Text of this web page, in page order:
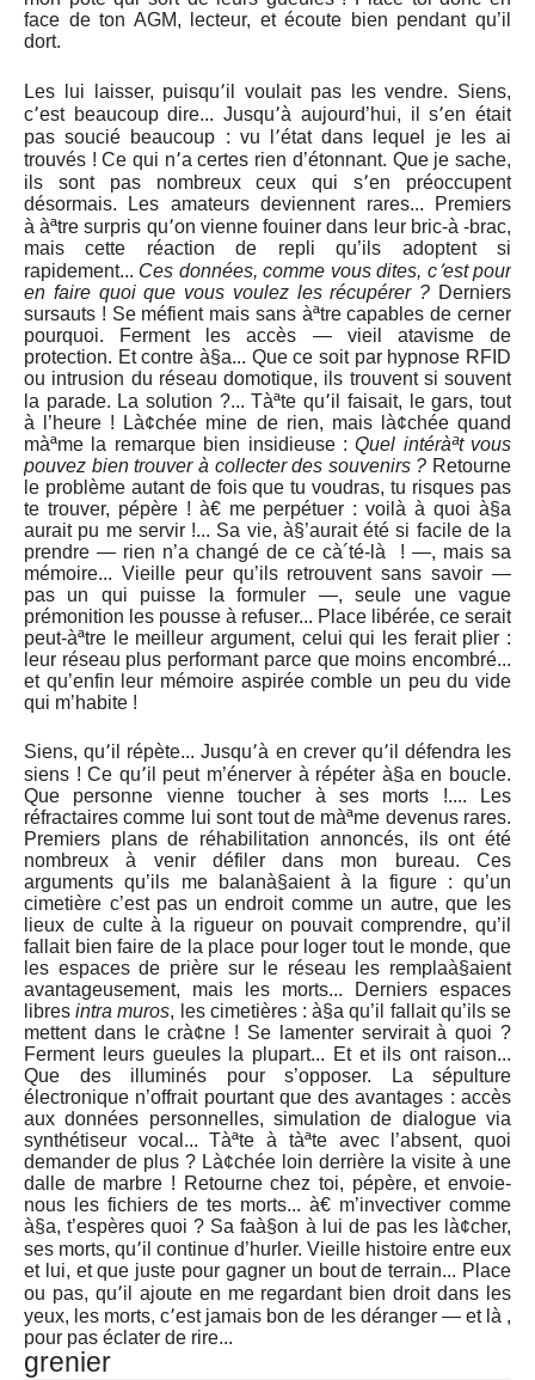
face de ton AGM, lecteur, et écoute bien pendant qu’il
dort.
Les lui laisser, puisqu՚il voulait pas les vendre. Siens,
c՚est beaucoup dire... Jusqu՚à aujourd’hui, il s՚en était
pas soucié beaucoup : vu l՚état dans lequel je les ai
trouvés ! Ce qui n՚a certes rien d’étonnant. Que je sache,
ils sont pas nombreux ceux qui s՚en préoccupent
désormais. Les amateurs deviennent rares... Premiers
à àªtre surpris qu՚on vienne fouiner dans leur bric-à -brac,
mais cette réaction de repli qu’ils adoptent si
rapidement... Ces données, comme vous dites, c՚est pour
en faire quoi que vous voulez les récupérer ? Derniers
sursauts ! Se méfient mais sans àªtre capables de cerner
pourquoi. Ferment les accès — vieil atavisme de
protection. Et contre à§a... Que ce soit par hypnose RFID
ou intrusion du réseau domotique, ils trouvent si souvent
la parade. La solution ?... Tàªte qu՚il faisait, le gars, tout
à l’heure ! Là¢chée mine de rien, mais là¢chée quand
màªme la remarque bien insidieuse :Quel intéràªt vous
pouvez bien trouver à collecter des souvenirs ? Retourne
le problème autant de fois que tu voudras, tu risques pas
te trouver, pépère ! à€ me perpétuer : voilà à quoi à§a
aurait pu me servir !... Sa vie, à§’aurait été si facile de la
prendre — rien n’a changé de ce cà´té-là ! —, mais sa
mémoire... Vieille peur qu’ils retrouvent sans savoir —
pas un qui puisse la formuler —, seule une vague
prémonition les pousse à refuser... Place libérée, ce serait
peut-àªtre le meilleur argument, celui qui les ferait plier :
leur réseau plus performant parce que moins encombré...
et qu’enfin leur mémoire aspirée comble un peu du vide
qui m’habite !
Siens, qu՚il répète... Jusqu՚à en crever qu՚il défendra les
siens ! Ce qu՚il peut m’énerver à répéter à§a en boucle.
Que personne vienne toucher à ses morts !.... Les
réfractaires comme lui sont tout de màªme devenus rares.
Premiers plans de réhabilitation annoncés, ils ont été
nombreux à venir défiler dans mon bureau. Ces
arguments qu’ils me balanà§aient à la figure : qu’un
cimetière c’est pas un endroit comme un autre, que les
lieux de culte à la rigueur on pouvait comprendre, qu’il
fallait bien faire de la place pour loger tout le monde, que
les espaces de prière sur le réseau les remplaà§aient
avantageusement, mais les morts... Derniers espaces
libresintra muros, les cimetières : à§a qu’il fallait qu’ils se
mettent dans le crà¢ne ! Se lamenter servirait à quoi ?
Ferment leurs gueules la plupart... Et et ils ont raison...
Que des illuminés pour s’opposer. La sépulture
électronique n’offrait pourtant que des avantages : accès
aux données personnelles, simulation de dialogue via
synthétiseur vocal... Tàªte à tàªte avec l’absent, quoi
demander de plus ? Là¢chée loin derrière la visite à une
dalle de marbre ! Retourne chez toi, pépère, et envoie-
nous les fichiers de tes morts... à€ m’invectiver comme
à§a, t’espères quoi ? Sa faà§on à lui de pas les là¢cher,
ses morts, qu՚il continue d’hurler. Vieille histoire entre eux
et lui, et que juste pour gagner un bout de terrain... Place
ou pas, qu՚il ajoute en me regardant bien droit dans les
yeux, les morts, c՚est jamais bon de les déranger — et là ,
pour pas éclater de rire...
grenier